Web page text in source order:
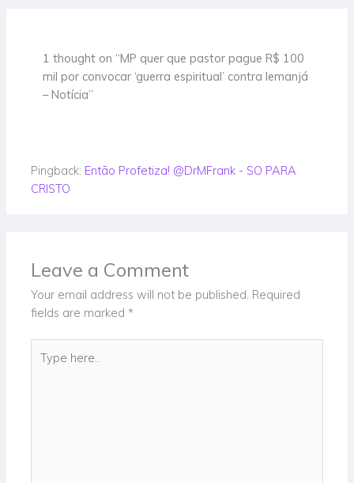
1 thought on “MP quer que pastor pague R$ 100
mil por convocar ‘guerra espiritual’ contra Iemanjá
– Notícia”
Pingback: Então Profetiza! @DrMFrank - SO PARA
CRISTO
Leave a Comment
Your email address will not be published. Required
fields are marked *
here..